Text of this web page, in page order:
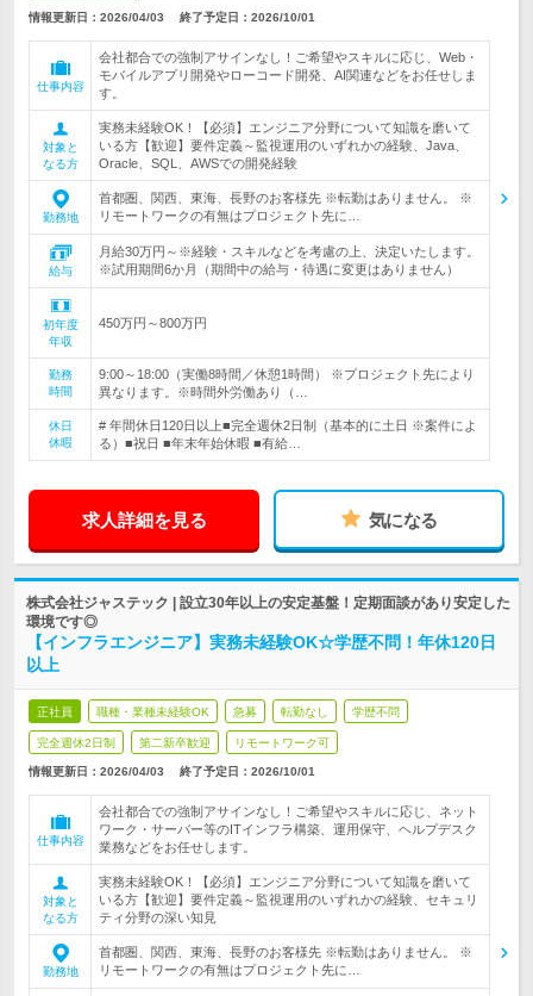
情報更新日：2026/04/03 終了予定日： 2026/10/01
仕事内容
会社都合での強制アサインなし！ご希望やスキルに応じ、Web・
モバイルアプリ開発やローコード開発、AI関連などをお任せしま
す。
対象と
なる方
実務未経験OK！【必須】エンジニア分野について知識を磨いて
いる方【歓迎】要件定義～監視運用のいずれかの経験、Java、
Oracle、SQL、AWSでの開発経験
勤務地
首都圏、関西、東海、長野のお客様先 ※転勤はありません。 ※
リモートワークの有無はプロジェクト先に…
給与
月給30万円～※経験・スキルなどを考慮の上、決定いたします。
※試用期間6か月（期間中の給与・待遇に変更はありません）
初年度
年収
450万円～800万円
勤務
時間
9:00～18:00（実働8時間／休憩1時間） ※プロジェクト先により
異なります。※時間外労働あり（…
休日
休暇
# 年間休日120日以上■完全週休2日制（基本的に土日 ※案件によ
る）■祝日 ■年末年始休暇 ■有給…
求人詳細を見る 気になる
株式会社ジャステック | 設立30年以上の安定基盤！定期面談があり安定した
環境です◎
【インフラエンジニア】実務未経験OK☆学歴不問！年休120日
以上
正社員 職種・業種未経験OK 急募 転勤なし 学歴不問
完全週休2日制 第二新卒歓迎 リモートワーク可
情報更新日：2026/04/03 終了予定日： 2026/10/01
仕事内容
会社都合での強制アサインなし！ご希望やスキルに応じ、ネット
ワーク・サーバー等のITインフラ構築、運用保守、ヘルプデスク
業務などをお任せします。
対象と
なる方
実務未経験OK！【必須】エンジニア分野について知識を磨いて
いる方【歓迎】要件定義～監視運用のいずれかの経験、セキュリ
ティ分野の深い知見
勤務地
首都圏、関西、東海、長野のお客様先 ※転勤はありません。 ※
リモートワークの有無はプロジェクト先に…